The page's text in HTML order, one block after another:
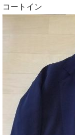
コートイン